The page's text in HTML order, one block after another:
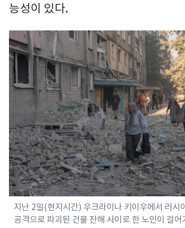
능성이 있다.
지난 2일(현지시간) 우크라이나 키이우에서 러시
공격으로 파괴된 건물 잔해 사이로 한 노인이 걸